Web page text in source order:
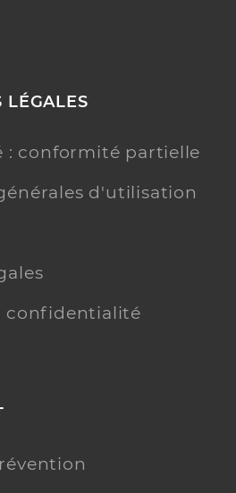
LÉGALES
: conformité partielle
d'utilisation
confidentialité